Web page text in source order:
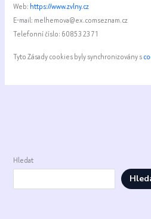
Web: https://www.zvlny.cz
E-mail: melhemova@ex.comseznam.cz
Telefonní číslo: 608532371
Tyto Zásady cookies byly synchronizovány s
Hledat